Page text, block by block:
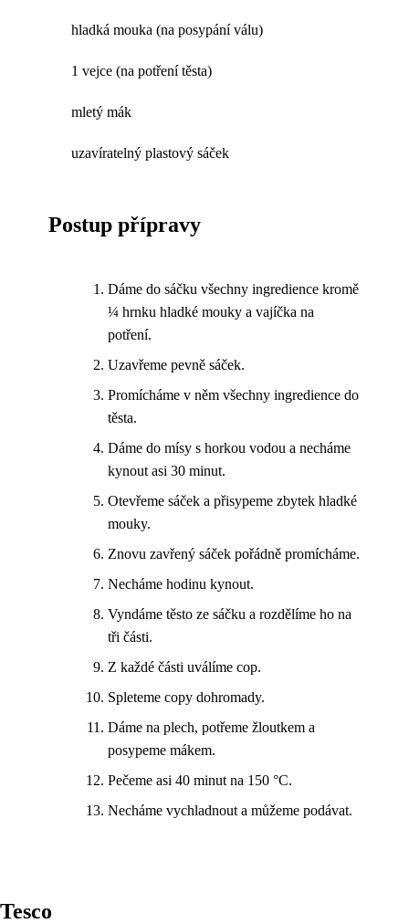
hladká mouka (na posypání válu)
1 vejce (na potření těsta)
mletý mák
uzavíratelný plastový sáček
Postup přípravy
Dáme do sáčku všechny ingredience kromě
¼ hrnku hladké mouky a vajíčka na
potření.
Uzavřeme pevně sáček.
Promícháme v něm všechny ingredience do
těsta.
Dáme do mísy s horkou vodou a necháme
kynout asi 30 minut.
Otevřeme sáček a přisypeme zbytek hladké
mouky.
Znovu zavřený sáček pořádně promícháme.
Necháme hodinu kynout.
Vyndáme těsto ze sáčku a rozdělíme ho na
tři části.
Z každé části uválíme cop.
Spleteme copy dohromady.
Dáme na plech, potřeme žloutkem a
posypeme mákem.
Pečeme asi 40 minut na 150 °C.
Necháme vychladnout a můžeme podávat.
Tesco